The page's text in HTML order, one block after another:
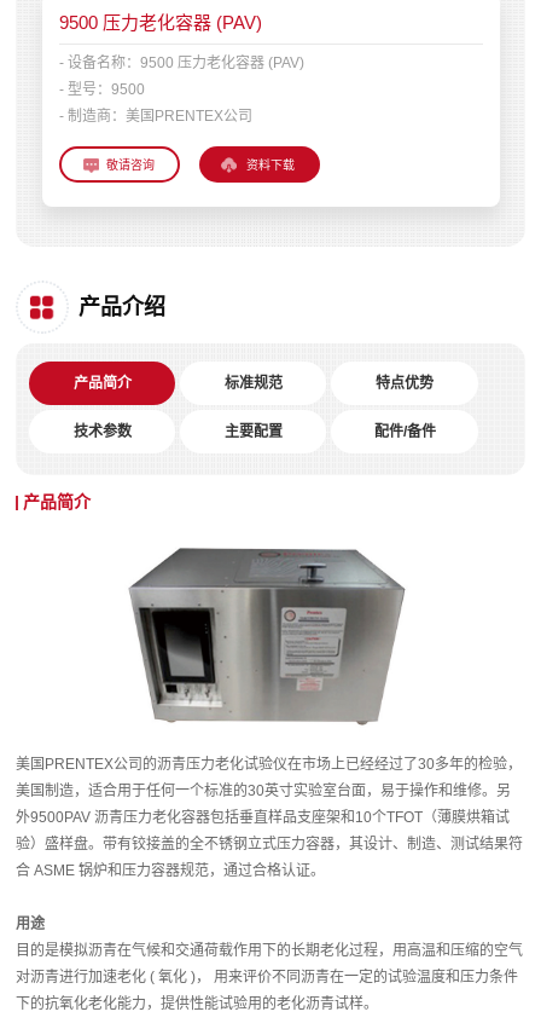
9500 压力老化容器 (PAV)
- 设备名称： 9500 压力老化容器 (PAV)
- 型号： 9500
- 制造商： 美国PRENTEX公司
资料下载
产品介绍
产品简介 标准规范 特点优势
技术参数 主要配置 配件/备件
产品简介
美国PRENTEX公司的沥青压力老化试验仪在市场上已经经过了30多年的检验，
美国制造，适合用于任何一个标准的30英寸实验室台面，易于操作和维修。另
外9500PAV 沥青压力老化容器包括垂直样品支座架和10个TFOT（薄膜烘箱试
验）盛样盘。带有铰接盖的全不锈钢立式压力容器，其设计、制造、测试结果符
合 ASME 锅炉和压力容器规范，通过合格认证。
用途
目的是模拟沥青在气候和交通荷载作用下的长期老化过程，用高温和压缩的空气
对沥青进行加速老化 ( 氧化 )， 用来评价不同沥青在一定的试验温度和压力条件
下的抗氧化老化能力，提供性能试验用的老化沥青试样。